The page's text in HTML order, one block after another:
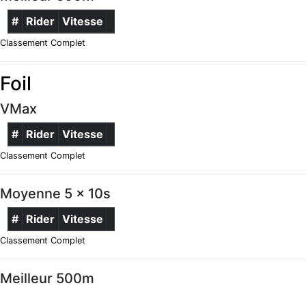
# Rider Vitesse
Classement Complet
Foil
VMax
# Rider Vitesse
Classement Complet
Moyenne 5 x 10s
# Rider Vitesse
Classement Complet
Meilleur 500m